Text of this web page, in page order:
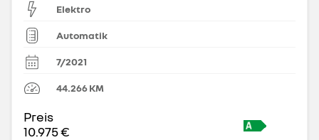
Elektro
Automatik
7/2021
44.266KM
Preis
10.975 €